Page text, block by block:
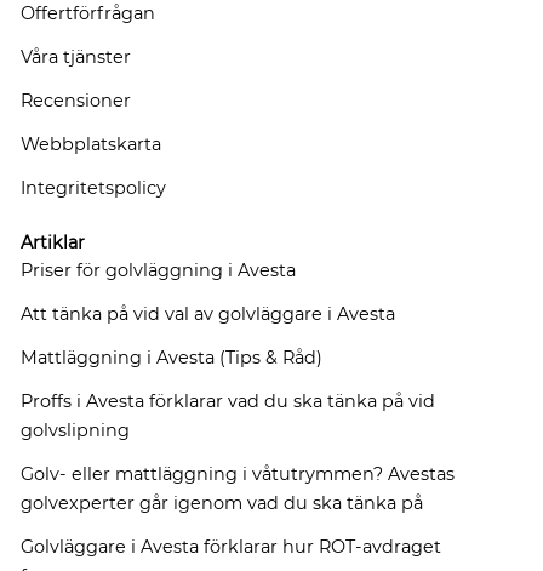
Offertförfrågan
Våra tjänster
Recensioner
Webbplatskarta
Integritetspolicy
Artiklar
Priser för golvläggning i Avesta
Att tänka på vid val av golvläggare i Avesta
Mattläggning i Avesta (Tips & Råd)
Proffs i Avesta förklarar vad du ska tänka på vid
golvslipning
Golv- eller mattläggning i våtutrymmen? Avestas
golvexperter går igenom vad du ska tänka på
Golvläggare i Avesta förklarar hur ROT-avdraget